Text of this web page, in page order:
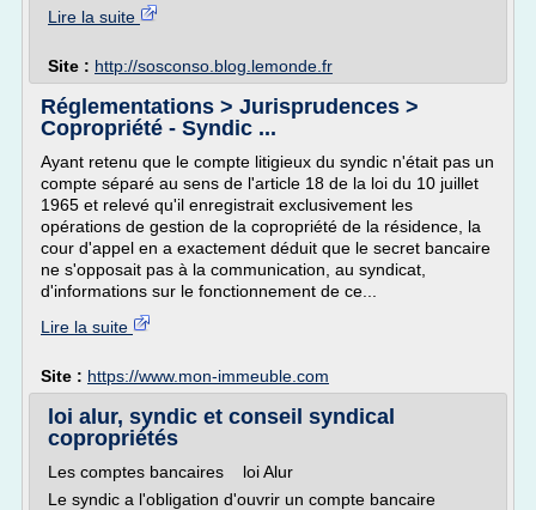
Lire la suite
Site : http://sosconso.blog.lemonde.fr
Réglementations > Jurisprudences >
Copropriété - Syndic ...
Ayant retenu que le compte litigieux du syndic n'était pas un
compte séparé au sens de l'article 18 de la loi du 10 juillet
1965 et relevé qu'il enregistrait exclusivement les
opérations de gestion de la copropriété de la résidence, la
cour d'appel en a exactement déduit que le secret bancaire
ne s'opposait pas à la communication, au syndicat,
d'informations sur le fonctionnement de ce...
Lire la suite
Site : https://www.mon-immeuble.com
loi alur, syndic et conseil syndical
copropriétés
Les comptes bancaires loi Alur
Le syndic a l'obligation d'ouvrir un compte bancaire